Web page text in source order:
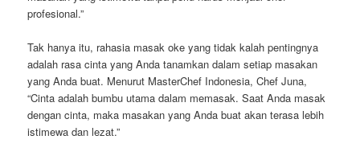
profesional.”
Tak hanya itu, rahasia masak oke yang tidak kalah pentingnya
adalah rasa cinta yang Anda tanamkan dalam setiap masakan
yang Anda buat. Menurut MasterChef Indonesia, Chef Juna,
“Cinta adalah bumbu utama dalam memasak. Saat Anda masak
dengan cinta, maka masakan yang Anda buat akan terasa lebih
istimewa dan lezat.”